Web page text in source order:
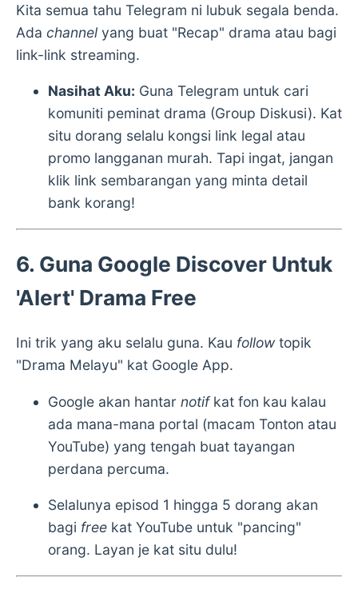
Kita semua tahu Telegram ni lubuk segala benda.
Ada channel yang buat "Recap" drama atau bagi
link-link streaming.
Nasihat Aku: Guna Telegram untuk cari
komuniti peminat drama (Group Diskusi). Kat
situ dorang selalu kongsi link legal atau
promo langganan murah. Tapi ingat, jangan
klik link sembarangan yang minta detail
bank korang!
6. Guna Google Discover Untuk
'Alert' Drama Free
Ini trik yang aku selalu guna. Kau followtopik
"Drama Melayu" kat Google App.
Google akan hantar notifkat fon kau kalau
ada mana-mana portal (macam Tonton atau
YouTube) yang tengah buat tayangan
perdana percuma.
Selalunya episod 1 hingga 5 dorang akan
bagi free kat YouTube untuk "pancing"
orang. Layan je kat situ dulu!